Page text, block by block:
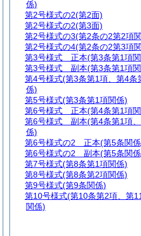
係)
第2号様式の2(第2面)
第2号様式の2(第3面)
第2号様式の3(第2条の2第2項
第2号様式の4(第2条の2第3項
第3号様式 正本(第3条第1項
第3号様式 副本(第3条第1項
第4号様式(第3条第1項、第4条
係)
第5号様式(第3条第1項関係)
第6号様式 正本(第4条第1項
第6号様式 副本(第4条第1項
係)
第6号様式の2 正本(第5条関
第6号様式の2 副本(第5条関
第7号様式(第8条第1項関係)
第8号様式(第8条第2項関係)
第9号様式(第9条関係)
第10号様式(第10条第2項、第
関係)